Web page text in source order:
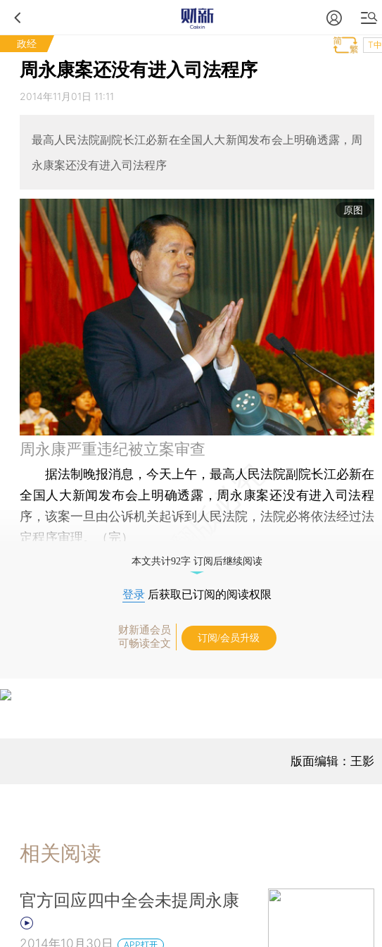
政经 T中
周永康案还没有进入司法程序
2014年11月01日 11:11
最高人民法院副院长江必新在全国人大新闻发布会上明确透露，周
永康案还没有进入司法程序
原图
周永康严重违纪被立案审查
据法制晚报消息，今天上午，最高人民法院副院长江必新在
全国人大新闻发布会上明确透露，周永康案还没有进入司法程
序，该案一旦由公诉机关起诉到人民法院，法院必将依法经过法
定程序审理。（完）
本文共计92字 订阅后继续阅读
登录 后获取已订阅的阅读权限
财新通会员
可畅读全文
订阅/会员升级
版面编辑：王影
相关阅读
官方回应四中全会未提周永康
2014年10月30日 APP打开